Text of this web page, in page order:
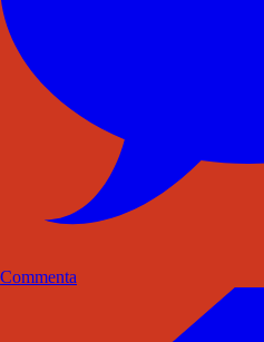
Commenta